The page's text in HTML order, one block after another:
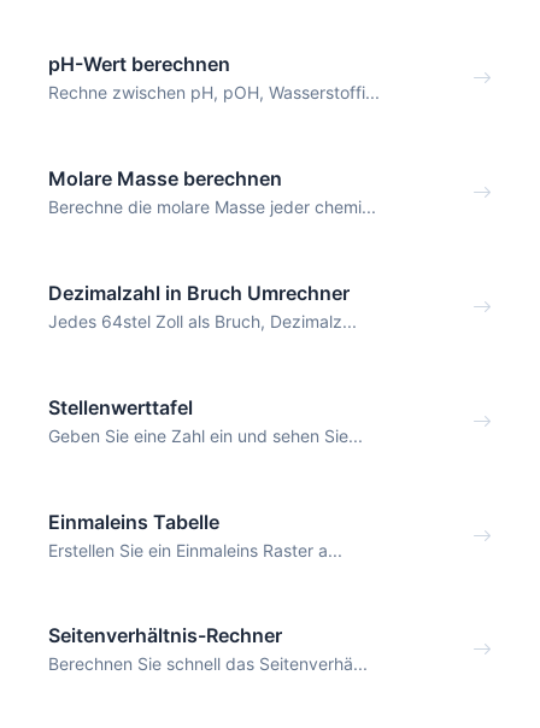
pH-Wert berechnen
Rechne zwischen pH, pOH, Wasserstoffi...
Molare Masse berechnen
Berechne die molare Masse jeder chemi...
Dezimalzahl in Bruch Umrechner
Jedes 64stel Zoll als Bruch, Dezimalz...
Stellenwerttafel
Geben Sie eine Zahl ein und sehen Sie...
Einmaleins Tabelle
Erstellen Sie ein Einmaleins Raster a...
Seitenverhältnis-Rechner
Berechnen Sie schnell das Seitenverhä...